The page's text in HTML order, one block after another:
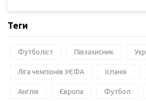
Теги
Футболіст Півзахисник
Ліга чемпіонів УЄФА Іспанія
Англія Європа Футбол